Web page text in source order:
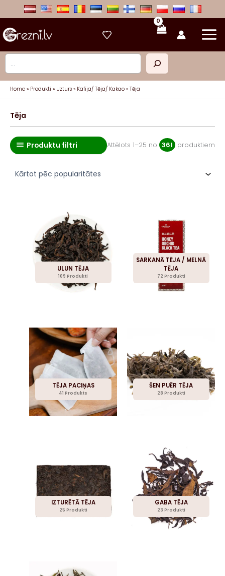
Meklēt
Home Produkti Uzturs Kafija/ Tēja/ Kakao Tēja
Tēja
Produktu filtri Attēlots 1–25 no 361 produktiem
ULUN TĒJA
109 Produkti
SARKANĀ TĒJA / MELNĀ
TĒJA
72 Produkti
TĒJA PACIŅAS
41 Produkts
ŠEN PUĒR TĒJA
28 Produkti
IZTURĒTĀ TĒJA
25 Produkti
GABA TĒJA
23 Produkti